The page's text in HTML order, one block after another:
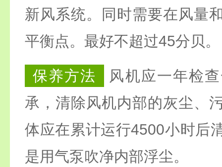
新风系统。同时需要在风量
平衡点。最好不超过45分贝。
保养方法
风机应一年检
承，清除风机内部的灰尘、
体应在累计运行4500小时后
是用气泵吹净内部浮尘。